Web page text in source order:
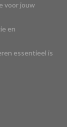
voor jouw
en
essentieel is